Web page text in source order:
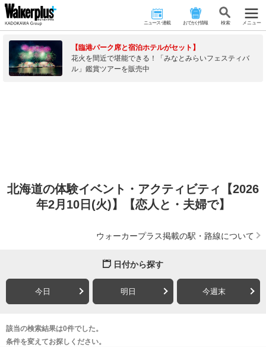
ニュース･連載 おでかけ情報 検 索 メニュー
【臨港パーク席と宿泊ホテルがセット】
花火を間近で堪能できる！「みなとみらいフェスティバ
ル」鑑賞ツアーを販売中
北海道の体験イベント・アクティビティ【2026
年2月10日(火)】【恋人と・夫婦で】
ウォーカープラス掲載の駅・路線について
日付から探す
今日 明日 今週末
該当の検索結果は0件でした。
条件を変えてお探しください。